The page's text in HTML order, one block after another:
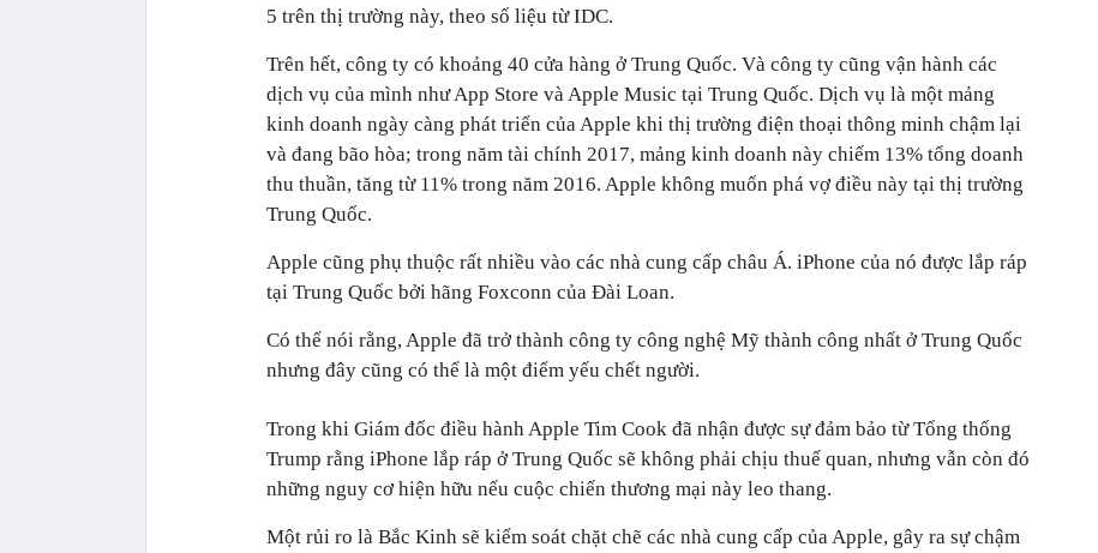
5 trên thị trường này, theo số liệu từ IDC.
Trên hết, công ty có khoảng 40 cửa hàng ở Trung Quốc. Và công ty cũng vận hành các
dịch vụ của mình như App Store và Apple Music tại Trung Quốc. Dịch vụ là một mảng
kinh doanh ngày càng phát triển của Apple khi thị trường điện thoại thông minh chậm lại
và đang bão hòa; trong năm tài chính 2017, mảng kinh doanh này chiếm 13% tổng doanh
thu thuần, tăng từ 11% trong năm 2016. Apple không muốn phá vợ điều này tại thị trường
Trung Quốc.
Apple cũng phụ thuộc rất nhiều vào các nhà cung cấp châu Á. iPhone của nó được lắp ráp
tại Trung Quốc bởi hãng Foxconn của Đài Loan.
Có thể nói rằng, Apple đã trở thành công ty công nghệ Mỹ thành công nhất ở Trung Quốc
nhưng đây cũng có thể là một điểm yếu chết người.
Trong khi Giám đốc điều hành Apple Tim Cook đã nhận được sự đảm bảo từ Tổng thống
Trump rằng iPhone lắp ráp ở Trung Quốc sẽ không phải chịu thuế quan, nhưng vẫn còn đó
những nguy cơ hiện hữu nếu cuộc chiến thương mại này leo thang.
Một rủi ro là Bắc Kinh sẽ kiểm soát chặt chẽ các nhà cung cấp của Apple, gây ra sự chậm